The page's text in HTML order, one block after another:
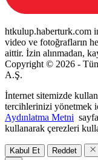
htkulup.haberturk.com
video ve fotoğrafların
aittir. İzin alınmadan,
Copyright © 2026 -
A.Ş.
İnternet sitemizde
tercihlerinizi yönetmek
Aydınlatma Metni
kullanarak çerezleri
Kabul Et Reddet